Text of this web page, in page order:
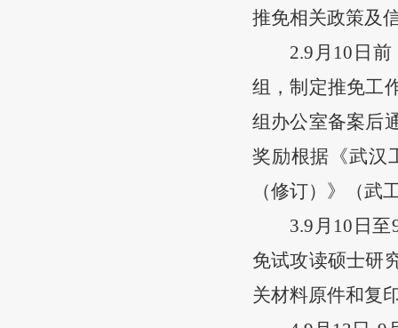
推免相关政策及
2.9月 10 日
组，制定推免工
组办公室备案后
奖励根据《武汉
（修订）》（武
3.9月 10 日至
免试攻读硕士研
关材料原件和复